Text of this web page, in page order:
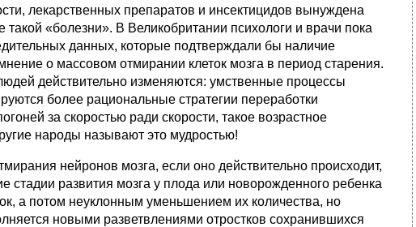
лекарственных препаратов и инсектицидов вынуждена
«болезни». В Великобритании психологи и врачи пока
данных, которые подтверждали бы наличие
о массовом отмирании клеток мозга в период старения.
действительно изменяются: умственные процессы
более рациональные стратегии переработки
за скоростью ради скорости, такое возрастное
народы называют это мудростью!
нейронов мозга, если оно действительно происходит,
стадии развития мозга у плода или новорожденного ребенка
а потом неуклонным уменьшением их количества, но
новыми разветвлениями отростков сохранившихся